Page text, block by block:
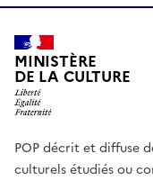
MINISTÈRE
DE LA CULTURE
POP décrit et diffuse
culturels étudiés ou